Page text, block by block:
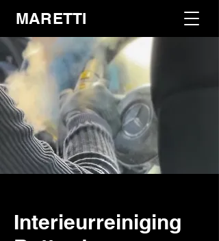
MARETTI
Interieurreiniging